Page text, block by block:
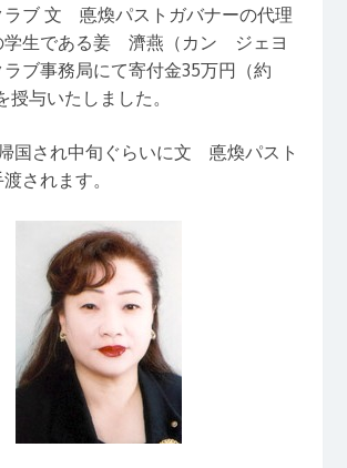
ラブ 文 悳煥パストガバナーの代理
学生である姜 濟燕（カン ジェヨ
ブ事務局にて寄付金35万円（約
与いたしました。
国され中旬ぐらいに文 悳煥パスト
されます。